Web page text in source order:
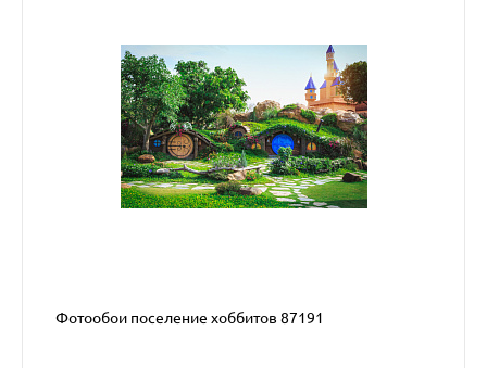
Фотообои поселение хоббитов 87191